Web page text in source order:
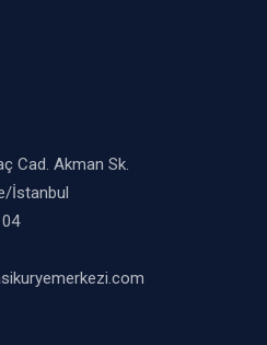
Cad. Akman Sk.
İstanbul